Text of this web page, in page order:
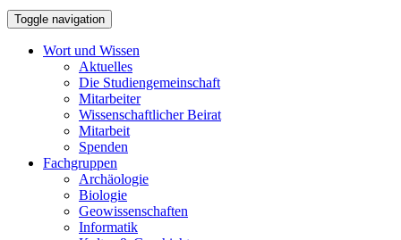
Toggle navigation
Wort und Wissen
Aktuelles
Die Studiengemeinschaft
Mitarbeiter
Wissenschaftlicher Beirat
Mitarbeit
Spenden
Fachgruppen
Archäologie
Biologie
Geowissenschaften
Informatik